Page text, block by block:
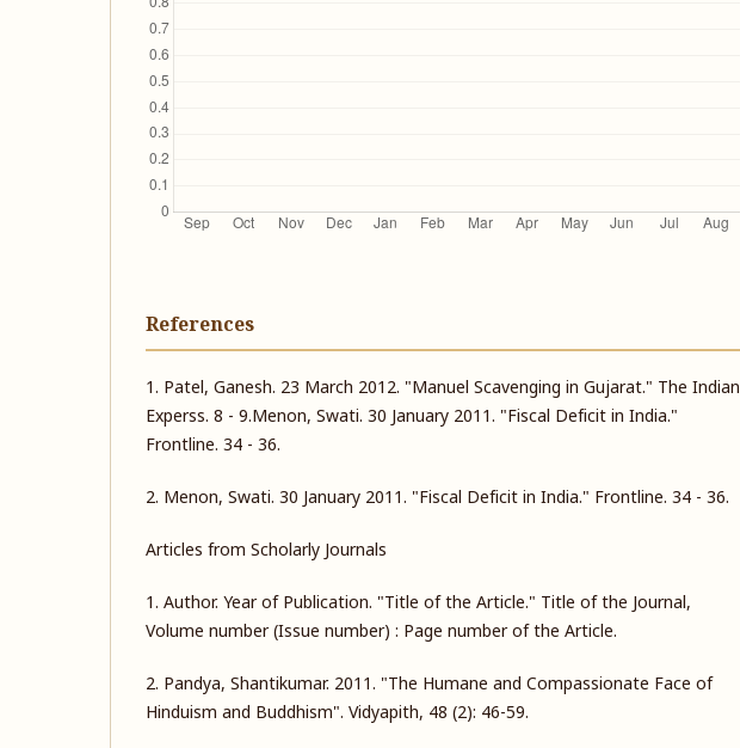
References
1. Patel, Ganesh. 23 March 2012. "Manuel Scavenging in Gujarat." The Indian
Experss. 8 - 9.Menon, Swati. 30 January 2011. "Fiscal Deficit in India."
Frontline. 34 - 36.
2. Menon, Swati. 30 January 2011. "Fiscal Deficit in India." Frontline. 34 - 36.
Articles from Scholarly Journals
1. Author. Year of Publication. "Title of the Article." Title of the Journal,
Volume number (Issue number) : Page number of the Article.
2. Pandya, Shantikumar. 2011. "The Humane and Compassionate Face of
Hinduism and Buddhism". Vidyapith, 48 (2): 46-59.